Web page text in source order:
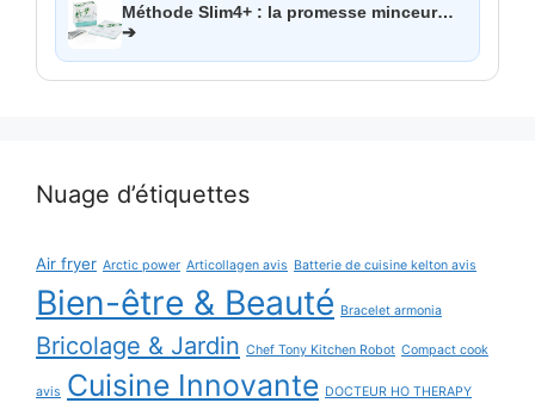
Méthode Slim4+ : la promesse minceur…
➔
Nuage d’étiquettes
Air fryer Arctic power Articollagen avis Batterie de cuisine kelton avis
Bien-être & Beauté Bracelet armonia
Bricolage & Jardin Chef Tony Kitchen Robot Compact cook
avis Cuisine Innovante DOCTEUR HO THERAPY